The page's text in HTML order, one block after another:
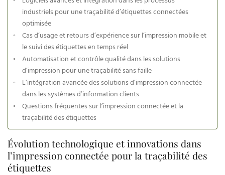
industriels pour une traçabilité d’étiquettes connectées
optimisée
Cas d’usage et retours d’expérience sur l’impression mobile et
le suivi des étiquettes en temps réel
Automatisation et contrôle qualité dans les solutions
d’impression pour une traçabilité sans faille
L’intégration avancée des solutions d’impression connectée
dans les systèmes d’information clients
Questions fréquentes sur l’impression connectée et la
traçabilité des étiquettes
Évolution technologique et innovations dans
l’impression connectée pour la traçabilité des
étiquettes